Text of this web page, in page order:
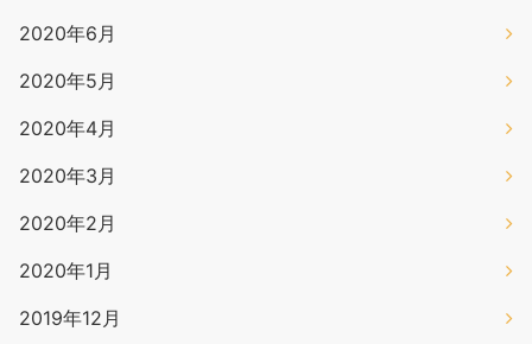
2020年6月
2020年5月
2020年4月
2020年3月
2020年2月
2020年1月
2019年12月